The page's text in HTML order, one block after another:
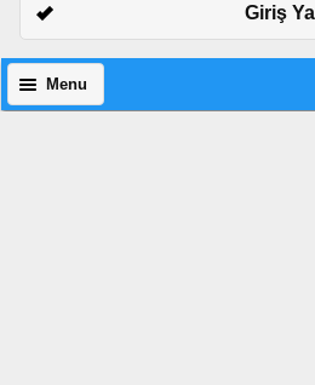
Giriş
Menu